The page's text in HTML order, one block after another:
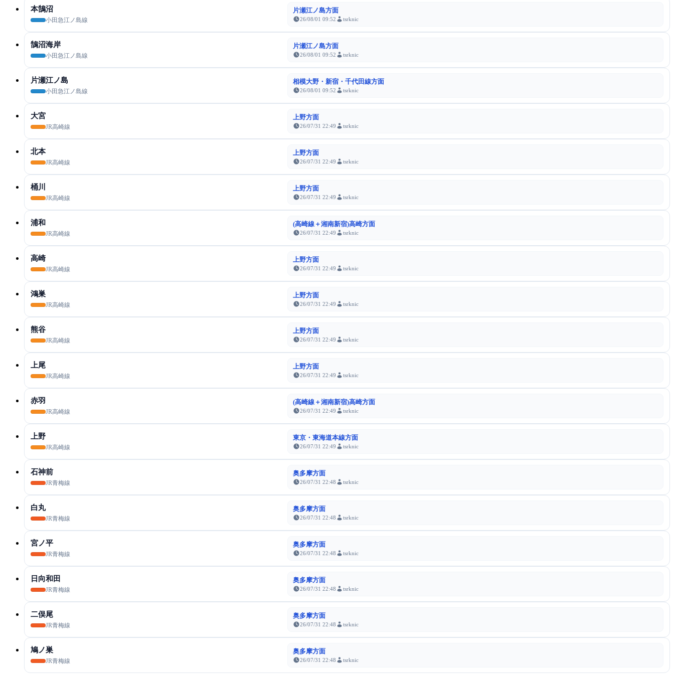
本鵠沼
小田急江ノ島線
片瀬江ノ島方面
26/08/01 09:52 tsrknic
鵠沼海岸
小田急江ノ島線
片瀬江ノ島方面
26/08/01 09:52 tsrknic
片瀬江ノ島
小田急江ノ島線
相模大野・新宿・千代田線方面
26/08/01 09:52 tsrknic
大宮
JR高崎線
上野方面
26/07/31 22:49 tsrknic
北本
JR高崎線
上野方面
26/07/31 22:49 tsrknic
桶川
JR高崎線
上野方面
26/07/31 22:49 tsrknic
浦和
JR高崎線
(高崎線＋湘南新宿)高崎方面
26/07/31 22:49 tsrknic
高崎
JR高崎線
上野方面
26/07/31 22:49 tsrknic
鴻巣
JR高崎線
上野方面
26/07/31 22:49 tsrknic
熊谷
JR高崎線
上野方面
26/07/31 22:49 tsrknic
上尾
JR高崎線
上野方面
26/07/31 22:49 tsrknic
赤羽
JR高崎線
(高崎線＋湘南新宿)高崎方面
26/07/31 22:49 tsrknic
上野
JR高崎線
東京・東海道本線方面
26/07/31 22:49 tsrknic
石神前
JR青梅線
奥多摩方面
26/07/31 22:48 tsrknic
白丸
JR青梅線
奥多摩方面
26/07/31 22:48 tsrknic
宮ノ平
JR青梅線
奥多摩方面
26/07/31 22:48 tsrknic
日向和田
JR青梅線
奥多摩方面
26/07/31 22:48 tsrknic
二俣尾
JR青梅線
奥多摩方面
26/07/31 22:48 tsrknic
鳩ノ巣
JR青梅線
奥多摩方面
26/07/31 22:48 tsrknic